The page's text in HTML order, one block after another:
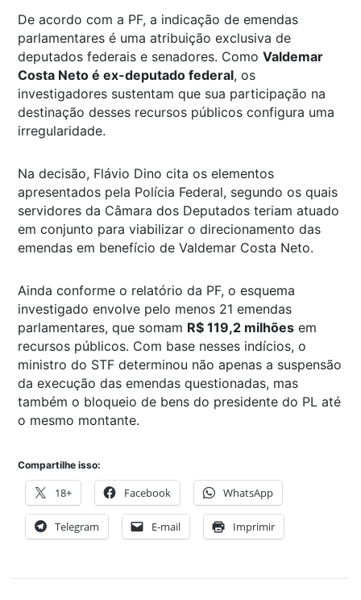
De acordo com a PF, a indicação de emendas
parlamentares é uma atribuição exclusiva de
deputados federais e senadores. Como Valdemar
Costa Neto é ex-deputado federal, os
investigadores sustentam que sua participação na
destinação desses recursos públicos configura uma
irregularidade.
Na decisão, Flávio Dino cita os elementos
apresentados pela Polícia Federal, segundo os quais
servidores da Câmara dos Deputados teriam atuado
em conjunto para viabilizar o direcionamento das
emendas em benefício de Valdemar Costa Neto.
Ainda conforme o relatório da PF, o esquema
investigado envolve pelo menos 21 emendas
parlamentares, que somam R$ 119,2 milhões em
recursos públicos. Com base nesses indícios, o
ministro do STF determinou não apenas a suspensão
da execução das emendas questionadas, mas
também o bloqueio de bens do presidente do PL até
o mesmo montante.
Compartilhe isso:
18+ Facebook WhatsApp
Telegram E-mail Imprimir